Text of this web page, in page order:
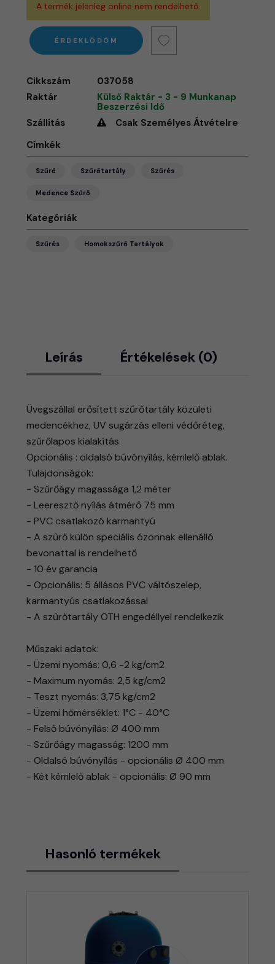
A termék jelenleg online nem rendelhető.
ÉRDEKLŐDÖM
Cikkszám
037058
Raktár
Külső Raktár - 3 - 9 Munkanap
Beszerzési Idő
Szállítás
Csak Személyes Átvételre
Címkék
Szűrő Szűrőtartály Szűrés
Medence Szűrő
Kategóriák
Szűrés Homokszűrő Tartályok
Leírás Értékelések (0)
Üvegszállal erősített szűrőtartály közületi
medencékhez, UV sugárzás elleni védőréteg,
szűrőlapos kialakítás.
Opcionális : oldalsó búvónyílás, kémlelő ablak.
Tulajdonságok:
- Szűrőágy magassága 1,2 méter
- Leeresztő nyílás átmérő 75 mm
- PVC csatlakozó karmantyú
- A szűrő külön speciális ózonnak ellenálló
bevonattal is rendelhető
- 10 év garancia
- Opcionális: 5 állásos PVC váltószelep,
karmantyús csatlakozással
- A szűrőtartály OTH engedéllyel rendelkezik
Műszaki adatok:
- Üzemi nyomás: 0,6 -2 kg/cm2
- Maximum nyomás: 2,5 kg/cm2
- Teszt nyomás: 3,75 kg/cm2
- Üzemi hőmérséklet: 1°C - 40°C
- Felső búvónyílás: Ø 400 mm
- Szűrőágy magasság: 1200 mm
- Oldalsó búvónyílás - opcionális Ø 400 mm
- Két kémlelő ablak - opcionális: Ø 90 mm
Hasonló termékek